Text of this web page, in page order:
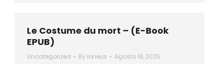
Le Costume du mort – (E-Book
EPUB)
Uncategorized By loneus Agosto 18, 2025